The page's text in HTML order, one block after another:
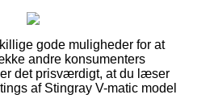
gode muligheder for at
andre konsumenters
det prisværdigt, at du læser
af Stingray V-matic model